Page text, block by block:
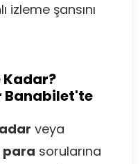
izleme şansını
Banabilet'te
veya
para sorularına